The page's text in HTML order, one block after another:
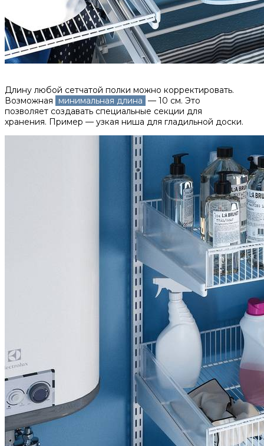
Длину любой сетчатой полки можно корректировать.
Возможная
минимальная длина — 10 см. Это
позволяет создавать специальные секции для
хранения. Пример — узкая ниша для гладильной доски.